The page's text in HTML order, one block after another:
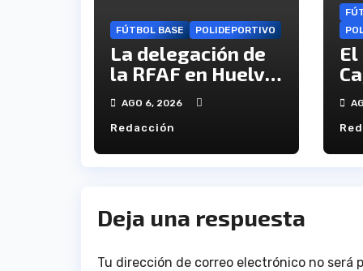
FÚTBOL BASE POLIDEPORTIVO
La delegación de
la RFAF en Huelva
hace público los
calendarios de la
categoría juvenil
AGO 6, 2026
Redacción
Deja una respuesta
Tu dirección de correo electrónico no será